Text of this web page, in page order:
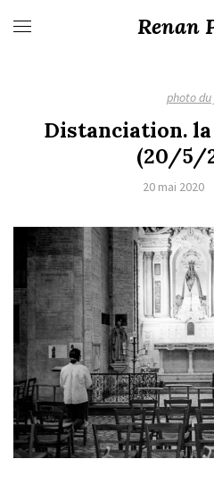
Renan
photo du
Distanciation.
(20/5/
20 mai 2020